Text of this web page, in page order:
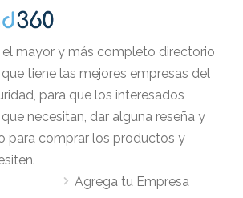
el mayor y más completo directorio
tiene las mejores empresas del
para que los interesados
necesitan, dar alguna reseña y
para comprar los productos y
Agrega tu Empresa